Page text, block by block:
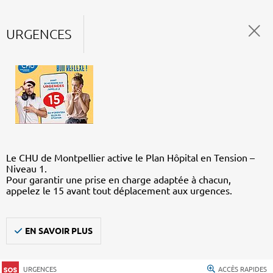
URGENCES
Le CHU de Montpellier active le Plan Hôpital en Tension –
Niveau 1.
Pour garantir une prise en charge adaptée à chacun,
appelez le 15 avant tout déplacement aux urgences.
EN SAVOIR PLUS
URGENCES ACCÈS RAPIDES